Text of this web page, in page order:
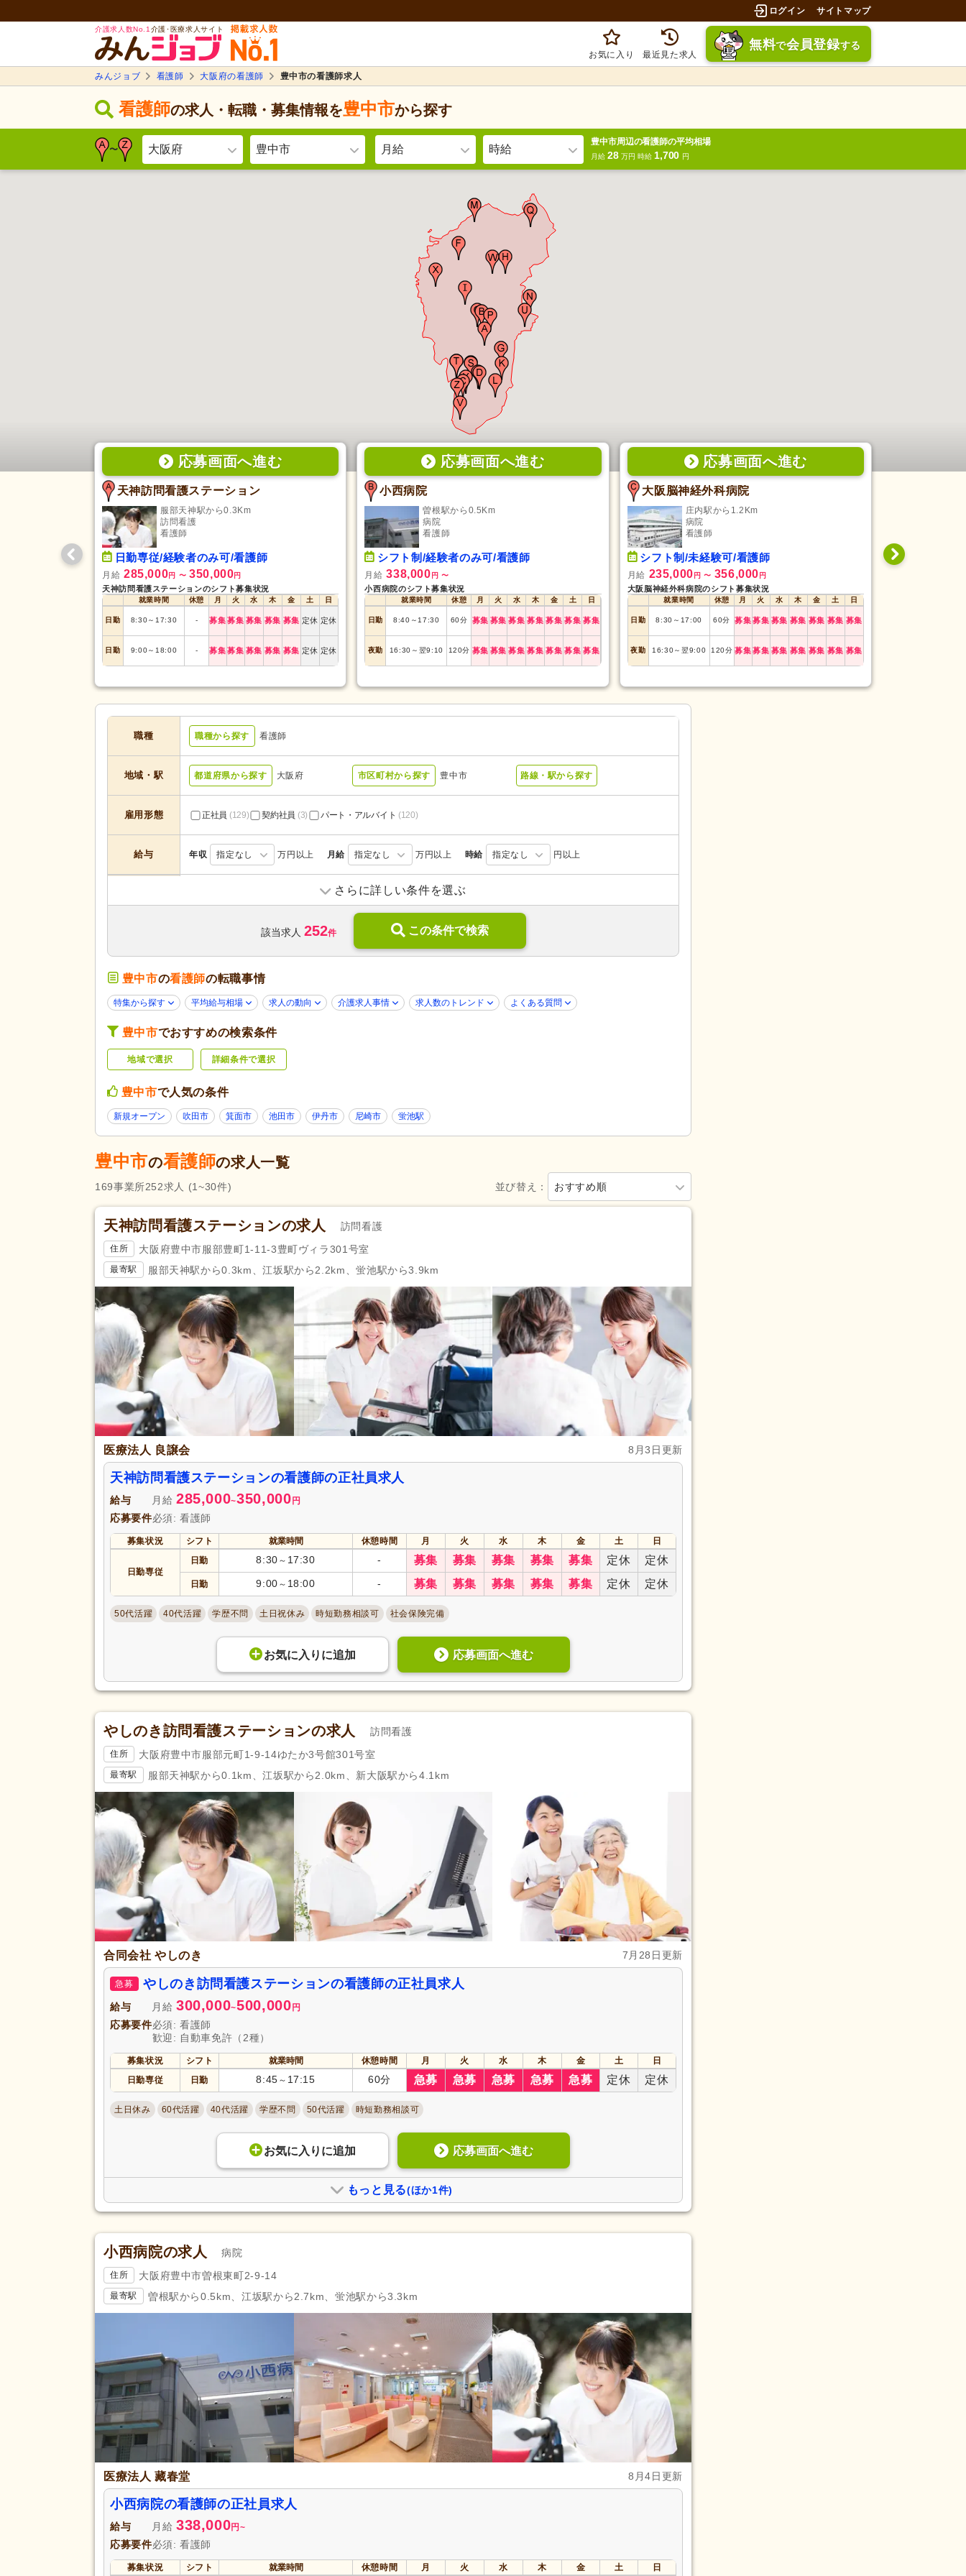
ログイン サイトマップ
介護求人数No.1 介護･医療求人サイト
お気に入り 最近見た求人
無料で会員登録する
みんジョブ 看護師 大阪府の看護師 豊中市の看護師求人
看護師の求人・転職・募集情報を豊中市から探す
〜 大阪府 豊中市 月給 時給
豊中市周辺の看護師の平均相場
月給 28万円 時給 1,700 円
応募画面へ進む
天神訪問看護ステーション
服部天神駅から0.3Km
訪問看護
看護師
日勤専従/経験者のみ可/看護師
月給 285,000円 〜 350,000円
天神訪問看護ステーションのシフト募集状況
就業時間 休憩 月 火 水 木 金 土 日
日勤 8:30～ 17:30 - 募集募集 募集 募集 募集 定休 定休
日勤 9:00～ 18:00 - 募集募集 募集 募集 募集 定休 定休
応募画面へ進む
小西病院
曽根駅から0.5Km
病院
看護師
シフト制/経験者のみ可/看護師
月給 338,000 円 〜
小西病院のシフト募集状況
就業時間 休憩 月 火 水 木 金 土 日
日勤 8:40 ～ 17:30 60分 募集 募集 募集 募集 募集 募集 募集
夜勤 16:30 ～ 翌9:10 120分 募集 募集 募集 募集 募集 募集 募集
応募画面へ進む
大阪脳神経外科病院
庄内駅から1.2Km
病院
看護師
シフト制/未経験可/看護師
月給 235,000 円 〜 356,000 円
大阪脳神経外科病院のシフト募集状況
就業時間 休憩 月 火 水 木 金 土 日
日勤 8:30 ～ 17:00 60分 募集募集 募集 募集 募集 募集 募集
夜勤 16:30～ 翌9:00 120分 募集募集 募集 募集 募集 募集 募集
シフト制/未
職種 職種から探す 看護師
地域・駅 都道府県から探す 大阪府 市区町村から探す 豊中市 路線・駅から探す
雇用形態 正社員 (129) 契約社員 (3) パート・アルバイト (120)
給与 年収 指定なし 万円以上 月給 指定なし 万円以上 時給 指定なし 円以上
訪問入浴 (2)
デイサービス(18) デイケア(11) 小規模多機能型居宅介護(5)
住宅型有料老人ホーム(6) 介護付き有料老人ホーム(8)
介護老人保健施設(8)
病院(18)
応募条件・こ
だわり
学歴不問(235)
子育てママパパ活躍
掲載3日以内(1) 掲載7日以内(2)
急募(15)
勤務形態
残業ほぼなし 日勤のみ可 (191)
時短勤務相談可(31) 週1日から可
週3日から可 (8) 週4日から可
即日勤務可(19)
応募資格
保健師(6) 看護師(251) 自動車免許 (37)
自動車免許（二種）(2)
休日・休暇
完全週休2日(42) 週休2日 4週8休(18)
土日休み (11)
日曜休み 年間休日110日以上(28)
(209) 育休あり(230)
看護休暇(45) 夏季休暇(47) 冬季休暇(12)
給与・手当
賞与あり(123) 社会保険完備
企業年金(18)
退職金あり
資格取得支援あり(47) 通勤手当 (170) 人事評価制度あり (221)
処遇改善手当 (14) (23) 寮・社宅あり(9)
託児施設あり (12) 資格手当 (51) 扶養控除内考慮あり(32)
扶養手当(13) 再雇用制度あり(46)
自転車通勤可
バイク通勤可(45)
さらに詳しい条件を選ぶ
該当求人 252件 この条件で検索
豊中市の看護師の転職事情
特集から探す 平均給与相場 求人の動向 介護求人事情 求人数のトレンド よくある質問
豊中市でおすすめの検索条件
地域で選択 詳細条件で選択
豊中市で人気の条件
新規オープン 吹田市 箕面市 池田市 伊丹市 尼崎市 蛍池駅
豊中市の看護師の求人一覧
並び替え： おすすめ順
169事業所252求人 (1~30件)
天神訪問看護ステーションの求人 訪問看護
住所 大阪府豊中市服部豊町1-11-3豊町ヴィラ301号室
最寄駅 服部天神駅から0.3km、江坂駅から2.2km、蛍池駅から3.9km
医療法人 良譲会 8月3日更新
天神訪問看護ステーションの看護師の正社員求人
給与 月給 285,000~350,000 円
応募要件必須: 看護師
募集状況 シフト 就業時間 休憩時間 月 火 水 木 金 土 日
日勤専従
日勤 8:30 ～ 17:30 - 募集 募集 募集 募集 募集 定休 定休
日勤 9:00 ～ 18:00 - 募集 募集 募集 募集 募集 定休 定休
50代活躍 40代活躍 学歴不問 土日祝休み 時短勤務相談可 社会保険完備
お気に入り に追加 応募画面へ進む
やしのき訪問看護ステーションの求人 訪問看護
住所 大阪府豊中市服部元町1-9-14ゆたか3号館301号室
最寄駅 服部天神駅から0.1km、江坂駅から2.0km、新大阪駅から4.1km
合同会社 やしのき 7月28日更新
急募 やしのき訪問看護ステーションの看護師の正社員求人
給与 月給 300,000~500,000 円
応募要件必須: 看護師
歓迎: 自動車免許（2種）
募集状況 シフト 就業時間 休憩時間 月 火 水 木 金 土
日
日勤専従
日勤 8:45 ～ 17:15 60分 急募 急募 急募 急募 急募 定休 定休
土日休み 60代活躍 40代活躍 学歴不問 50代活躍 時短勤務相談可
お気に入り に追加 応募画面へ進む
もっと見る(ほか1件)
小西病院の求人 病院
住所 大阪府豊中市曽根東町2-9-14
最寄駅 曽根駅から0.5km、江坂駅から2.7km、蛍池駅から3.3km
医療法人 藏春堂 8月4日更新
小西病院の看護師の正社員求人
給与 月給 338,000円~
応募要件必須: 看護師
募集状況 シフト 就業時間 休憩時間 月 火 水 木 金 土 日